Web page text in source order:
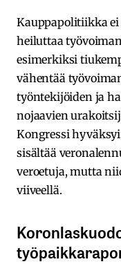
Kauppapolitiikka ei
heiluttaa
esimerkiksi
vähentää
työntekijöiden ja
nojaavien
Kongressi
sisältää
veroetuja, mutta
viiveellä.